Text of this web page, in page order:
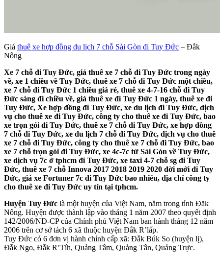
Giá thuê xe hợp đồng du lịch 7 chỗ Sài Gòn đi Tuy Đức – Đắk
Nông
Xe 7 chỗ đi Tuy Đức, giá thuê xe 7 chỗ đi Tuy Đức trong ngày
về, xe 1 chiều về Tuy Đức, thuê xe 7 chỗ đi Tuy Đức một chiều,
xe 7 chỗ đi Tuy Đức 1 chiều giá rẻ, thuê xe 4-7-16 chỗ đi Tuy
Đức sáng đi chiều về, giá thuê xe đi Tuy Đức 1 ngày, thuê xe đi
Tuy Đức, Xe hợp đồng đi Tuy Đức, xe du lịch đi Tuy Đức, dịch
vụ cho thuê xe đi Tuy Đức, công ty cho thuê xe đi Tuy Đức, bao
xe trọn gói đi Tuy Đức, thuê xe 7 chỗ đi Tuy Đức, xe hợp đồng
7 chỗ đi Tuy Đức, xe du lịch 7 chỗ đi Tuy Đức, dịch vụ cho thuê
xe 7 chỗ đi Tuy Đức, công ty cho thuê xe 7 chỗ đi Tuy Đức, bao
xe 7 chỗ trọn gói đi Tuy Đức, xe 4c-7c từ Sài Gòn về Tuy Đức,
xe dịch vụ 7c ở tphcm đi Tuy Đức, xe taxi 4-7 chỗ sg đi Tuy
Đức, thuê xe 7 chỗ Innova 2017 2018 2019 2020 đời mới đi Tuy
Đức, giá xe Fortuner 7c đi Tuy Đức bao nhiêu, địa chỉ công ty
cho thuê xe đi Tuy Đức uy tín tại tphcm.
Huyện Tuy Đức là một huyện của Việt Nam, nằm trong tỉnh Đăk
Nông. Huyện được thành lập vào tháng 1 năm 2007 theo quyết định
142/2006/NĐ-CP của Chính phủ Việt Nam ban hành tháng 12 năm
2006 trên cơ sở tách 6 xã thuộc huyện Đắk R’lấp.
Tuy Đức có 6 đơn vị hành chính cấp xã: Đắk Búk So (huyện lị),
Đắk Ngo, Đắk R’Tíh, Quảng Tâm, Quảng Tân, Quảng Trực.